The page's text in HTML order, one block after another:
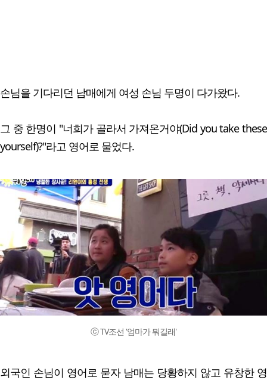
손님을 기다리던 남매에게 여성 손님 두명이 다가왔다.
그 중 한명이 "너희가 골라서 가져온거야(Did you take these
yourself)?"라고 영어로 물었다.
ⓒ TV조선 '엄마가 뭐길래'
외국인 손님이 영어로 묻자 남매는 당황하지 않고 유창한 영